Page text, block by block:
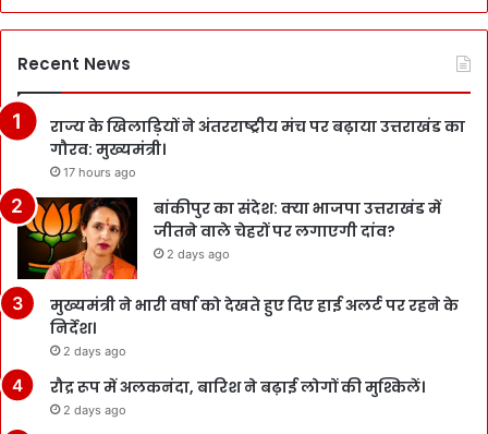
Recent News
राज्य के खिलाड़ियों ने अंतरराष्ट्रीय मंच पर बढ़ाया उत्तराखंड का
गौरव: मुख्यमंत्री।
17 hours ago
बांकीपुर का संदेश: क्या भाजपा उत्तराखंड में
जीतने वाले चेहरों पर लगाएगी दांव?
2 days ago
मुख्यमंत्री ने भारी वर्षा को देखते हुए दिए हाई अलर्ट पर रहने के
निर्देश।
2 days ago
रौद्र रूप में अलकनंदा, बारिश ने बढ़ाई लोगों की मुश्किलें।
2 days ago